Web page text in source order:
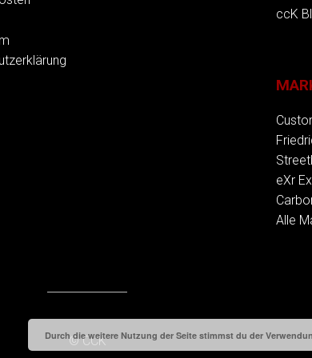
ccK
eXr
Alle
© CCK
Durch die weitere Nutzung der Seite stimmst du der